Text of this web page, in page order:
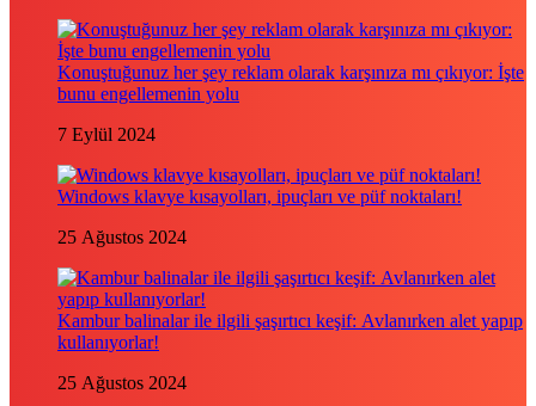
Konuştuğunuz her şey reklam olarak karşınıza mı çıkıyor: İşte
bunu engellemenin yolu
7 Eylül 2024
Windows klavye kısayolları, ipuçları ve püf noktaları!
25 Ağustos 2024
Kambur balinalar ile ilgili şaşırtıcı keşif: Avlanırken alet yapıp
kullanıyorlar!
25 Ağustos 2024